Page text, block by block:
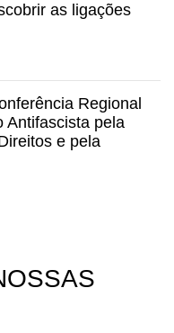
as ligações
Regional
Antifascista pela
e pela